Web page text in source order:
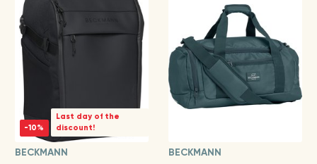
-10%
Last day of the
discount!
BECKMANN BECKMANN